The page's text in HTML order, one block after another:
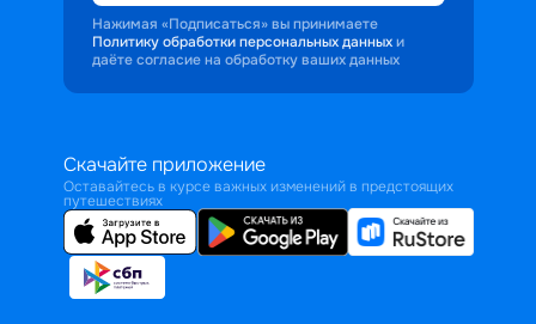
Нажимая «Подписаться» вы принимаете
Политику обработки персональных данных и
даёте согласие на обработку ваших данных
Скачайте приложение
Оставайтесь в курсе важных изменений в предстоящих
путешествиях